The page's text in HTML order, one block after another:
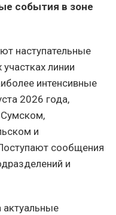
события в зоне
наступательные
линии
интенсивные
2026 года,
и
сообщения
и
актуальные